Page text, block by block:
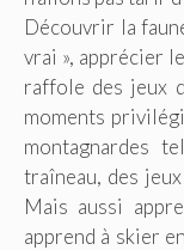
Découvrir la
vrai », apprécier
raffole des jeux
moments
montagnardes
traîneau, des
Mais aussi
apprend à skier